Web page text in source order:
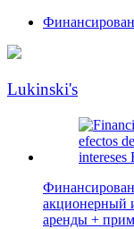
Lukinski's
акционерный
аренды +